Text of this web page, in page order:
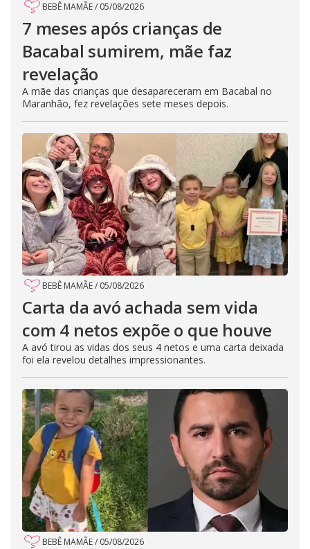
BEBÊ MAMÃE/ 05/08/2026
7 meses após crianças de
Bacabal sumirem, mãe faz
revelação
A mãe das crianças que desapareceram em Bacabal no
Maranhão, fez revelações sete meses depois.
BEBÊ MAMÃE/ 05/08/2026
Carta da avó achada sem vida
com 4 netos expõe o que houve
A avó tirou as vidas dos seus 4 netos e uma carta deixada
foi ela revelou detalhes impressionantes.
BEBÊ MAMÃE/ 05/08/2026